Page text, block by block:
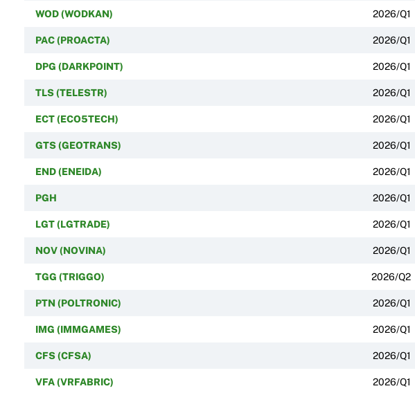
WOD (WODKAN) 2026/Q1
PAC (PROACTA) 2026/Q1
DPG (DARKPOINT) 2026/Q1
TLS (TELESTR) 2026/Q1
ECT (ECO5TECH) 2026/Q1
GTS (GEOTRANS) 2026/Q1
END (ENEIDA) 2026/Q1
PGH 2026/Q1
LGT (LGTRADE) 2026/Q1
NOV (NOVINA) 2026/Q1
TGG (TRIGGO) 2026/Q2
PTN (POLTRONIC) 2026/Q1
IMG (IMMGAMES) 2026/Q1
CFS (CFSA) 2026/Q1
VFA (VRFABRIC) 2026/Q1